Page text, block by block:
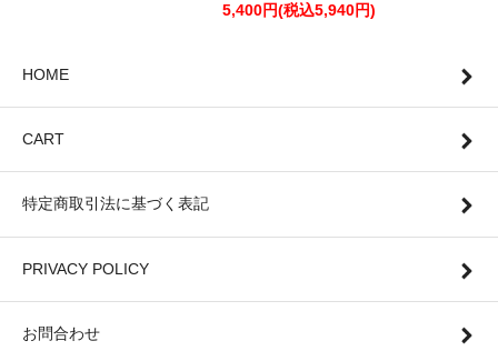
5,400円(税込5,940円)
HOME
CART
特定商取引法に基づく表記
PRIVACY POLICY
お問合わせ